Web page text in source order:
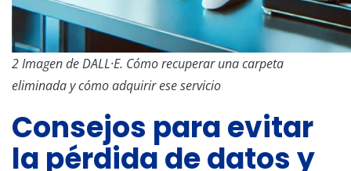
2 Imagen de DALL·E. Cómo recuperar una carpeta
eliminada y cómo adquirir ese servicio
Consejos para evitar
la pérdida de datos y